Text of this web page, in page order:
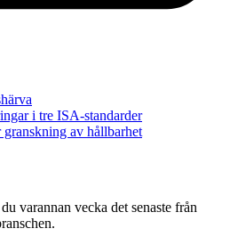
i tre ISA-standarder
av hållbarhet
varannan vecka det senaste från